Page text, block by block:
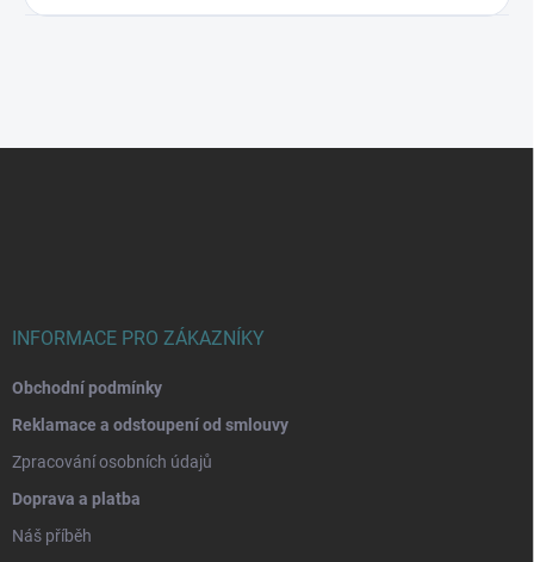
INFORMACE PRO ZÁKAZNÍKY
Obchodní podmínky
Reklamace a odstoupení od smlouvy
Zpracování osobních údajů
Doprava a platba
Náš příběh